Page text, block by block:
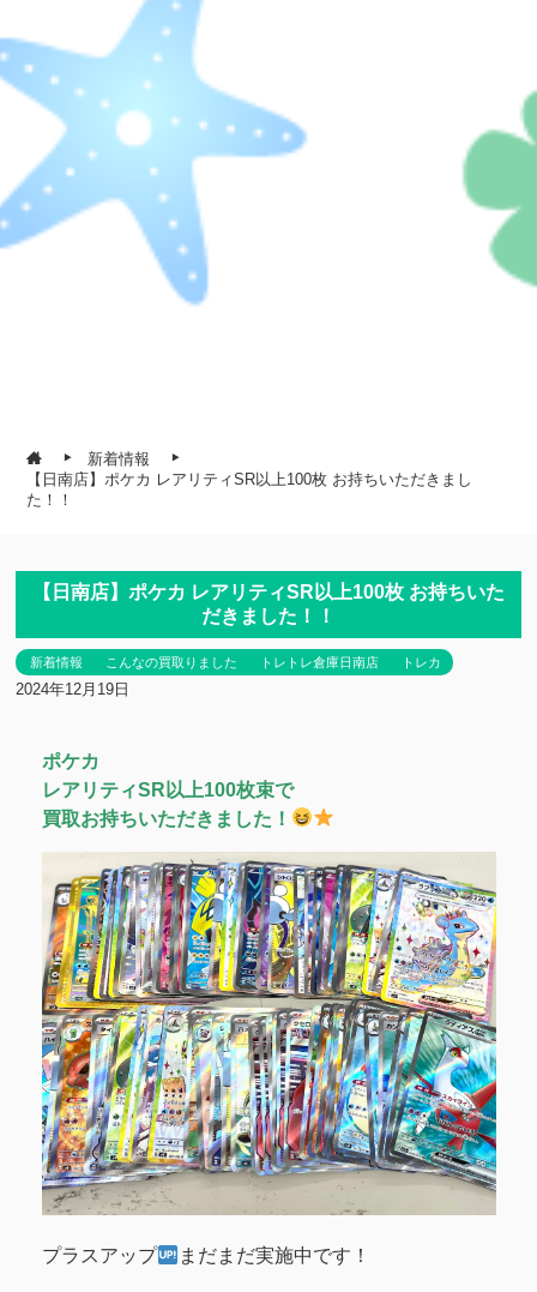
新着情報
【日南店】ポケカ レアリティSR以上100枚 お持ちいただきまし
た！！
【日南店】ポケカ レアリティSR以上100枚 お持ちいた
だきました！！
新着情報 こんなの買取りました トレトレ倉庫日南店 トレカ
2024年12月19日
ポケカ
レアリティSR以上100枚束で
買取お持ちいただきました！
プラスアップ まだまだ実施中です！